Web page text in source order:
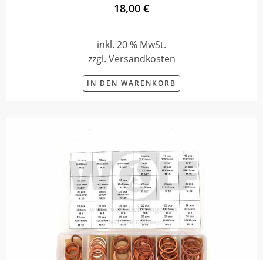
18,00 €
inkl. 20 % MwSt.
zzgl. Versandkosten
IN DEN WARENKORB